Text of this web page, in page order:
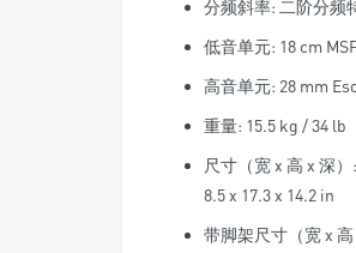
分频斜率: 二阶分频
低音单元: 18 cm
高音单元: 28 mm
重量: 15.5 kg / 34 lb
尺寸（宽 x 高 x 深）
8.5 x 17.3 x 14.2 in
带脚架尺寸（宽 x 高